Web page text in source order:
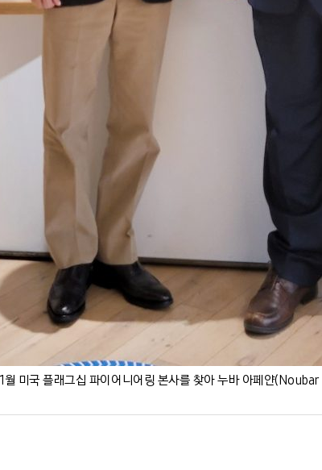
미국 플래그십 파이어니어링 본사를 찾아 누바 아페얀